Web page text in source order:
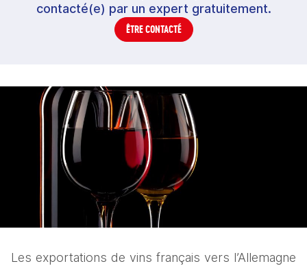
contacté(e) par un expert gratuitement.
ÊTRE CONTACTÉ
Les exportations de vins français vers l’Allemagne